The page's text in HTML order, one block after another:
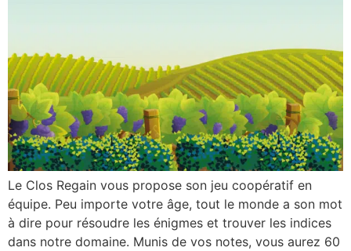
Le Clos Regain vous propose son jeu coopératif en
équipe. Peu importe votre âge, tout le monde a son mot
à dire pour résoudre les énigmes et trouver les indices
dans notre domaine. Munis de vos notes, vous aurez 60